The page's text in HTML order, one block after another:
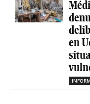
en